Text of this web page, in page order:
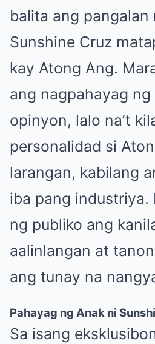
balita ang pangalan
Sunshine Cruz
kay Atong Ang.
ang nagpahayag ng
opinyon, lalo na’t
personalidad si
larangan, kabilang
iba pang industriya.
ng publiko ang
aalinlangan at
ang tunay na
Pahayag ng Anak ni
Sa isang